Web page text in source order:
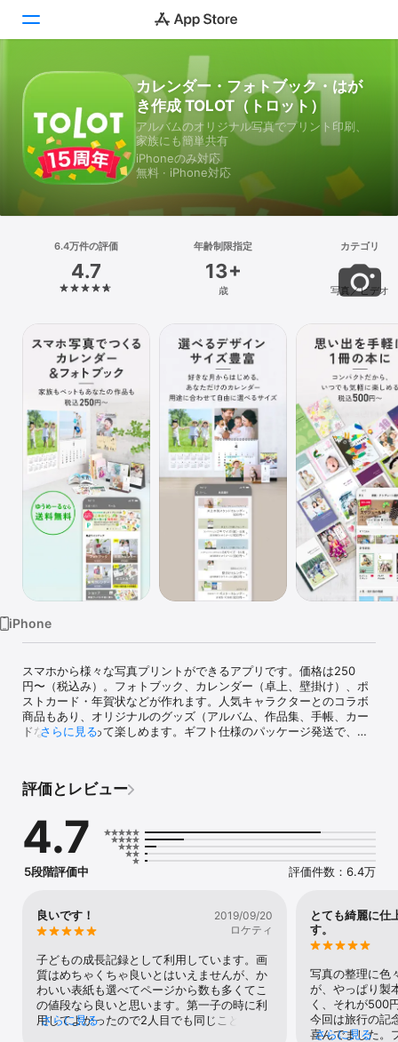
ゲーム
アプリ
Arcade
検索
プラットフォーム
iPhone
Mac
Vision
Watch
TV
カレンダー・フォトブック・はが
き作成 TOLOT（トロット）
アルバムのオリジナル写真でプリント印刷、
家族にも簡単共有
iPhoneのみ対応
無料 · iPhone対応
6.4万件の評価
4.7
年齢制限指定
13+
歳
カテゴリ
写真／ビデオ
iPhone
スマホから様々な写真プリントができるアプリです。価格は250
円〜（税込み）。フォトブック、カレンダー（卓上、壁掛け）、ポ
ストカード・年賀状などが作れます。人気キャラクターとのコラボ
商品もあり、オリジナルのグッズ（アルバム、作品集、手帳、カー
ドなど）を作って楽しめます。ギフト仕様のパッケージ発送で、贈
◆1冊390円になるお友達紹介キャンペーン実施中。
【メディア掲載実績：176媒体 2026年7月現在 】
テレビ：めざましテレビ、王様のブランチ、スクール革命、他11番
組
新聞：読売新聞、日本経済新聞、他9媒体
雑誌：ひよこクラブ、日経トレンディ、他59媒体
◆◇◆◇商品ラインナップ◇◆◇◆
【ポスターカレンダー（A3サイズ / 写真1枚タイプ）】
写真1枚で手軽に作れて、1年分のカレンダーを1枚の紙に印刷しま
す。
「飾る」に特化した仕上がりを重視し、リッチな質感と鮮やかな発
色を実現するため、敢えて艶やかな光沢紙を採用しました。
さらに見る
評価とレビュー
4.7
5段階評価中 評価件数：6.4万
良いです！
2019/09/20
ロケティ
子どもの成長記録として利用しています。画
質はめちゃくちゃ良いとはいえませんが、か
わいい表紙も選べてページから数も多くてこ
の値段なら良いと思います。第一子の時に利
用してよかったので2人目でも同じことよう
さらに見る
とても綺麗に仕
す。
写真の整理に色
が、やっぱり製
く、それが500
今回は旅行の記
喜んでました。
さらに見る